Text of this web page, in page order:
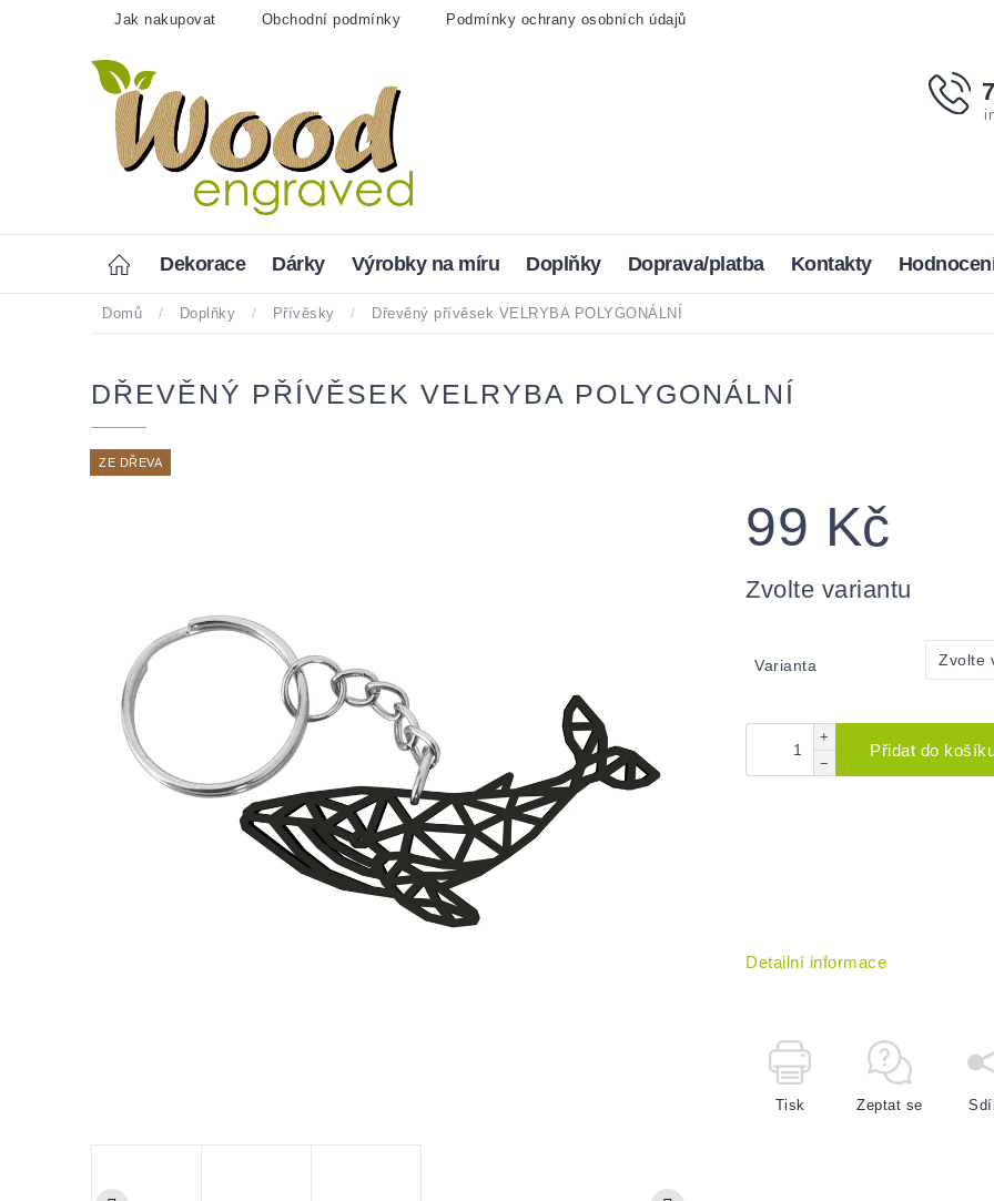
Jak nakupovat Obchodní podmínky Podmínky ochrany osobních údajů
Home Dekorace Dárky Výrobky na míru Doplňky Doprava/platba Kontakty
Domů / Doplňky / Přívěsky / Dřevěný přívěsek VELRYBA POLYGONÁLNÍ
DŘEVĚNÝ PŘÍVĚSEK VELRYBA POLYGONÁLNÍ
ZE DŘEVA
99 Kč
cena:
Zvolte variantu
Varianta
+
−
Přidat do
Detailní informace
Tisk Zeptat se